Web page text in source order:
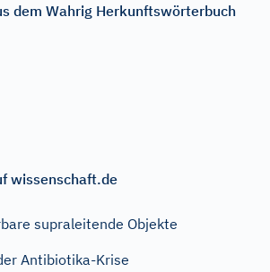
dem Wahrig Herkunftswörterbuch
wissenschaft.de
supraleitende Objekte
Antibiotika-Krise